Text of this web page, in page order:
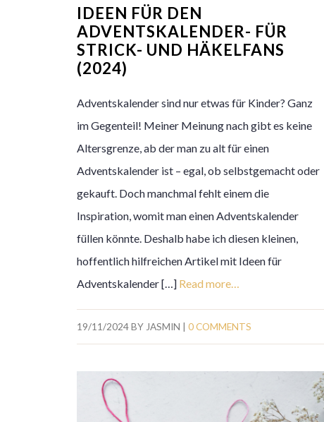
IDEEN FÜR DEN
ADVENTSKALENDER- FÜR
STRICK- UND HÄKELFANS
(2024)
Adventskalender sind nur etwas für Kinder? Ganz
im Gegenteil! Meiner Meinung nach gibt es keine
Altersgrenze, ab der man zu alt für einen
Adventskalender ist – egal, ob selbstgemacht oder
gekauft. Doch manchmal fehlt einem die
Inspiration, womit man einen Adventskalender
füllen könnte. Deshalb habe ich diesen kleinen,
hoffentlich hilfreichen Artikel mit Ideen für
Adventskalender […] Read more…
19/11/2024BYJASMIN |0 COMMENTS